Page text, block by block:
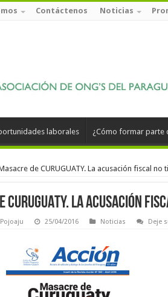
Contáctenos Noticias
laborales ¿Cómo formar parte
de CURUGUATY. La acusación fiscal no
CURUGUATY. La acusación
25/04/2016 Noticias Deje